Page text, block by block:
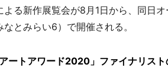
よる新作展覧会が8月1日から、同日
なとみらい6）で開催される。
アートアワード2020」ファイナリス